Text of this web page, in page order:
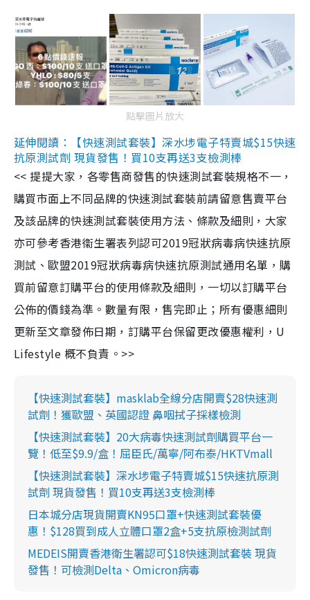
點擊圖片放大
延伸閱讀：【快速測試套裝】深水埗電子特賣城$15快速
抗原測試劑 現貨發售！買10支再送3支檢測棒
<< 提提大家，各零售商發售的快速測試套裝規格不一，
購買市面上不同品牌的快速測試套裝前請留意售賣平台
及該品牌的快速測試套裝使用方法、條款及細則，大家
亦可參考香港衞生署表列認可2019冠狀病毒病快速抗原
測試、歐盟2019冠狀病毒病快速抗原測試通用名單，購
買前留意訂購平台的使用條款及細則，一切以訂購平台
公佈的價錢為準。數量有限，售完即止；所有優惠細則
更新至文章發佈日期，訂購平台保留更改優惠權利，U
Lifestyle 概不負責。>>
【快速測試套裝】masklab全線分店開賣$28快速測
試劑！獲歐盟、英國認證 鼻咽拭子採樣檢測
【快速測試套裝】20大病毒快速測試劑購買平台一
覽！低至$9.9/盒！屈臣氏/萬寧/阿布泰/HKTVmall
【快速測試套裝】深水埗電子特賣城$15快速抗原測
試劑 現貨發售！買10支再送3支檢測棒
日本城分店現貨開賣KN95口罩+快速測試套裝優
惠！$128買到成人立體口罩2盒+5支抗原檢測試劑
MEDEIS開賣香港衛生署認可$18快速測試套裝 現貨
發售！可檢測Delta、Omicron病毒